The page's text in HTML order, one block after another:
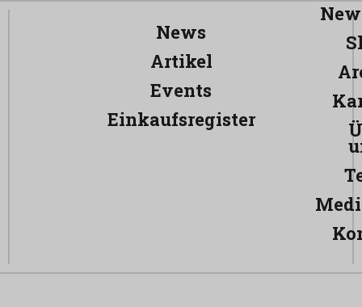
News
Artikel
Events
Einkaufsregister